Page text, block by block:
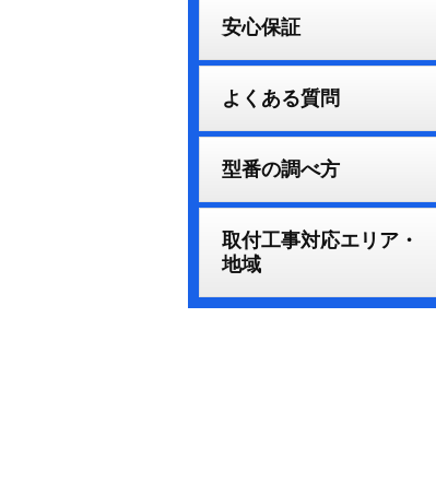
安心保証
よくある質問
型番の調べ方
取付工事対応エリア・
地域